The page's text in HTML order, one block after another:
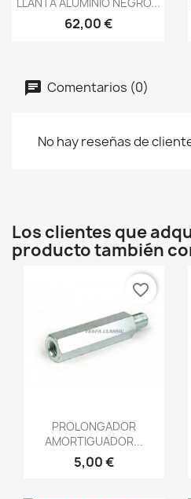
LLANTA ALUMINIO NEGRO...
62,00 €
Comentarios (0)
No hay reseñas de
Los clientes que
producto también
Vista rápida
PROLONGADOR
AMORTIGUADOR...
5,00 €
favorite_border